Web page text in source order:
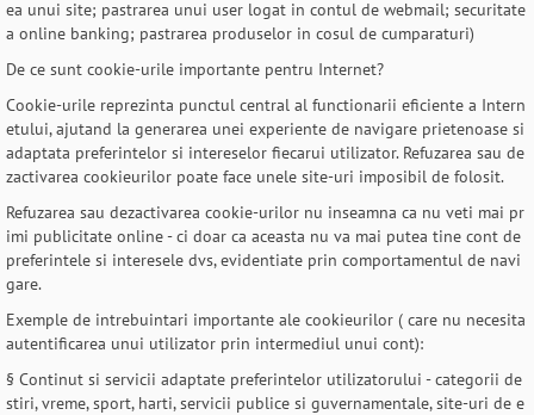
ea unui site; pastrarea unui user logat in contul de webmail; securitate
a online banking; pastrarea produselor in cosul de cumparaturi)
De ce sunt cookie-urile importante pentru Internet?
Cookie-urile reprezinta punctul central al functionarii eficiente a Intern
etului, ajutand la generarea unei experiente de navigare prietenoase si
adaptata preferintelor si intereselor fiecarui utilizator. Refuzarea sau de
zactivarea cookieurilor poate face unele site-uri imposibil de folosit.
Refuzarea sau dezactivarea cookie-urilor nu inseamna ca nu veti mai pr
imi publicitate online - ci doar ca aceasta nu va mai putea tine cont de
preferintele si interesele dvs, evidentiate prin comportamentul de navi
gare.
Exemple de intrebuintari importante ale cookieurilor ( care nu necesita
autentificarea unui utilizator prin intermediul unui cont):
§ Continut si servicii adaptate preferintelor utilizatorului - categorii de
stiri, vreme, sport, harti, servicii publice si guvernamentale, site-uri de e